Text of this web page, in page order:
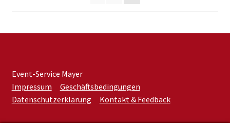
Event-Service Mayer
Impressum
Geschäftsbedingungen
Datenschutzerklärung
Kontakt & Feedback